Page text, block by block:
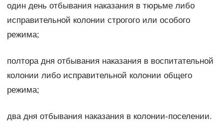
один день отбывания наказания в тюрьме либо
исправительной колонии строгого или особого
режима;
полтора дня отбывания наказания в воспитательной
колонии либо исправительной колонии общего
режима;
два дня отбывания наказания в колонии-поселении.